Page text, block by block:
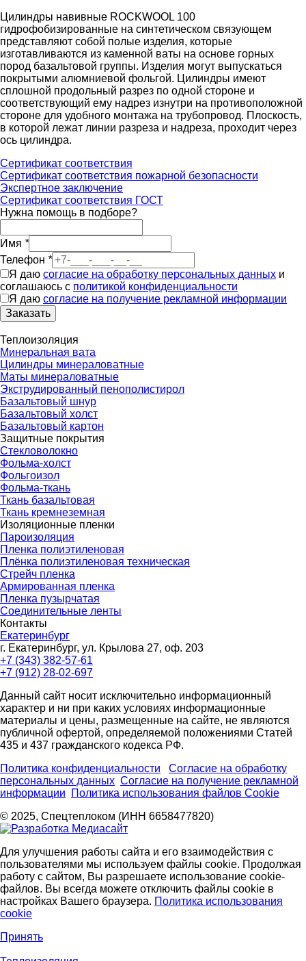
Цилиндры навивные ROCKWOOL 100
гидрофобизированные на синтетическом связующем
представляют собой полые изделия, которые
изготавливаются из каменной ваты на основе горных
пород базальтовой группы. Изделия могут выпускаться
покрытыми алюмниевой фольгой. Цилиндры имеют
сплошной продольный разрез по одной стороне и
соответствующий ему надрез изнутри на противоположной
стороне для удобного монтажа на трубопровод. Плоскость,
в которой лежат линии разреза и надреза, проходит через
ось цилиндра.
Сертификат соответствия
Сертификат соответствия пожарной безопасности
Экспертное заключение
Сертификат соответствия ГОСТ
Нужна помощь в подборе?
Имя *
Телефон *
Я даю согласие на обработку персональных данных и
соглашаюсь с политикой конфиденциальности
Я даю согласие на получение рекламной информации
Заказать
Теплоизоляция
Минеральная вата
Цилиндры минераловатные
Маты минераловатные
Экструдированный пенополистирол
Базальтовый шнур
Базальтовый холст
Базальтовый картон
Защитные покрытия
Стекловолокно
Фольма-холст
Фольгоизол
Фольма-ткань
Ткань базальтовая
Ткань кремнеземная
Изоляционные пленки
Пароизоляция
Пленка полиэтиленовая
Плёнка полиэтиленовая техническая
Стрейч пленка
Армированная пленка
Пленка пузырчатая
Соединительные ленты
Контакты
Екатеринбург
г. Екатеринбург, ул. Крылова 27, оф. 203
+7 (343) 382-57-61
+7 (912) 28-02-697
Данный сайт носит исключительно информационный
характер и ни при каких условиях информационные
материалы и цены, размещенные на сайте, не являются
публичной офертой, определяемой положениями Статей
435 и 437 гражданского кодекса РФ.
Политика конфиденциальности
Согласие на обработку
персональных данных Согласие на получение рекламной
информации
Политика использования файлов Cookie
© 2025, Спецтеплоком (ИНН 6658477820)
Для улучшения работы сайта и его взаимодействия с
пользователями мы используем файлы cookie. Продолжая
работу с сайтом, Вы разрешаете использование cookie-
файлов. Вы всегда можете отключить файлы cookie в
настройках Вашего браузера. Политика использования
cookie
Принять